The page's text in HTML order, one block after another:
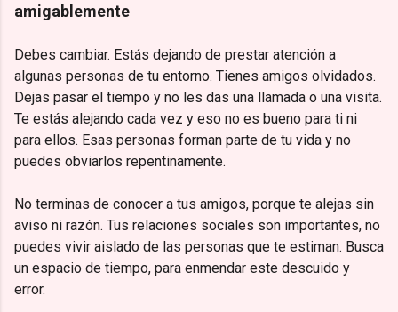
amigablemente
Debes cambiar. Estás dejando de prestar atención a
algunas personas de tu entorno. Tienes amigos olvidados.
Dejas pasar el tiempo y no les das una llamada o una visita.
Te estás alejando cada vez y eso no es bueno para ti ni
para ellos. Esas personas forman parte de tu vida y no
puedes obviarlos repentinamente.
No terminas de conocer a tus amigos, porque te alejas sin
aviso ni razón. Tus relaciones sociales son importantes, no
puedes vivir aislado de las personas que te estiman. Busca
un espacio de tiempo, para enmendar este descuido y
error.